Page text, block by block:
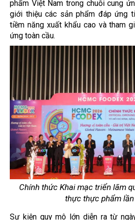
phẩm Việt Nam trong chuỗi cung
giới thiệu các sản phẩm đáp ứng
tiềm năng xuất khẩu cao và tham
ứng toàn cầu.
Chính thức Khai mạc triển lãm
thực thực phẩm
Sự kiện quy mô lớn diễn ra từ